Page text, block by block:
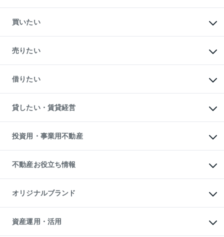
買いたい
新築・分譲マンションの購入
中古マンションの購入
一戸建ての購入
中古一戸建ての購入
不動産購入の流れ
注目キーワード物件特集
購入ガイド
English 繁体中文簡体中文
売りたい
一戸建ての売却・査定
土地の売却・査定
スピードAI査定
不動産査定について
不動産売却の流れ
不動産買換えの流れ
売却ガイド
借りたい
オフィス・店舗の賃貸
借りるときの流れ
借りるガイド
貸したい・賃貸経営
マンション賃料データ
賃貸管理プラン
リロケーションについて
貸すガイド
投資用・事業用不動産
事業用不動産
マンション投資
投資用マンション
アパート経営
収益物件
ビル購入（ビル一棟）
投資用不動産の売却査定
事業用不動産の売却査定
不動産お役立ち情報
マンションライブラリー
人気マンションランキング
暮らしに役立つ不動産メディア
不動産相場・不動産価格情報
オリジナルブランド
一棟リノベーションマンション
L`GENTE（ルジェンテ）
区分リノベーションマンション
資産運用・活用